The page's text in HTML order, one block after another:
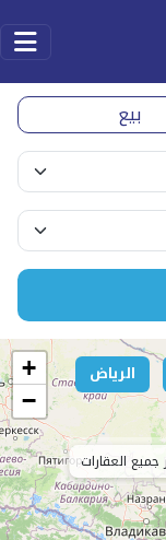
بيع
الرياض
العقارات
+
−